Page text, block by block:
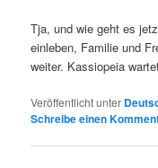
Tja, und wie geht es
einleben, Familie und
weiter. Kassiopeia
Veröffentlicht unter
Schreibe einen